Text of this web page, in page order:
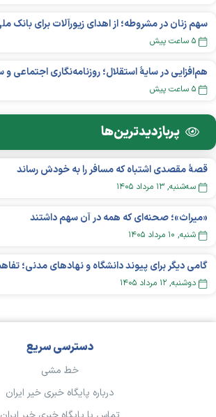
۵ ساعت پیش
۵ ساعت پیش
پربازدید‌ترین‌ها
قصهٔ مقصدی اشتباه که مسافر را به خودش رساند
سه‌شنبه, ۱۳ مرداد ۱۴۰۵
«میراث»؛ صحنه‌ای که همه در آن سهم داشتند
شنبه, ۱۰ مرداد ۱۴۰۵
دوشنبه, ۱۲ مرداد ۱۴۰۵
دسترسی سریع
خط مشی
درباره پایگاه خبری خیر ایران